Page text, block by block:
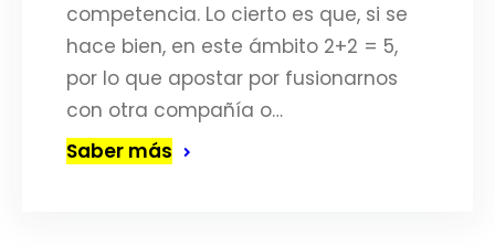
competencia. Lo cierto es que, si se
hace bien, en este ámbito 2+2 = 5,
por lo que apostar por fusionarnos
con otra compañía o…
Saber más